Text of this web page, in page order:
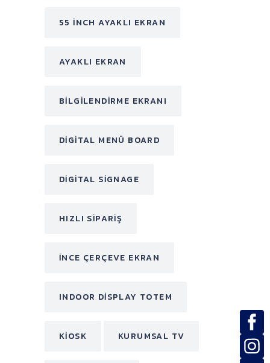
55 INCH AYAKLI EKRAN
AYAKLI EKRAN
BILGILENDIRME EKRANI
DIGITAL MENÜ BOARD
DIGITAL SIGNAGE
HIZLI SIPARIŞ
INCE ÇERÇEVE EKRAN
INDOOR DISPLAY TOTEM
KIOSK KURUMSAL TV